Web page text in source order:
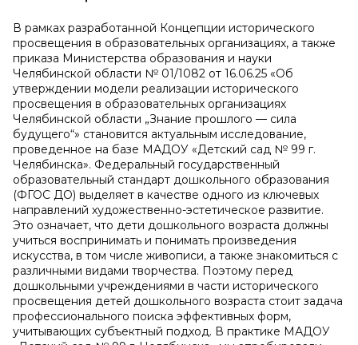
В рамках разработанной Концепции исторического
просвещения в образовательных организациях, а также
приказа Министерства образования и науки
Челябинской области № 01/1082 от 16.06.25 «Об
утверждении модели реализации исторического
просвещения в образовательных организациях
Челябинской области „Знание прошлого — сила
будущего“» становится актуальным исследование,
проведенное на базе МАДОУ «Детский сад № 99 г.
Челябинска». Федеральный государственный
образовательный стандарт дошкольного образования
(ФГОС ДО) выделяет в качестве одного из ключевых
направлений художественно-эстетическое развитие.
Это означает, что дети дошкольного возраста должны
учиться воспринимать и понимать произведения
искусства, в том числе живописи, а также знакомиться с
различными видами творчества. Поэтому перед
дошкольными учреждениями в части исторического
просвещения детей дошкольного возраста стоит задача
профессионального поиска эффективных форм,
учитывающих субъектный подход. В практике МАДОУ